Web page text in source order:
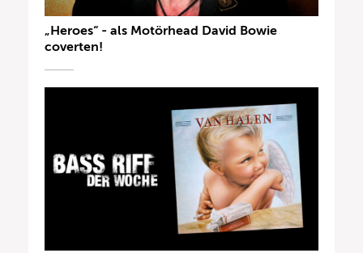
„Heroes“ - als Motörhead David Bowie
coverten!